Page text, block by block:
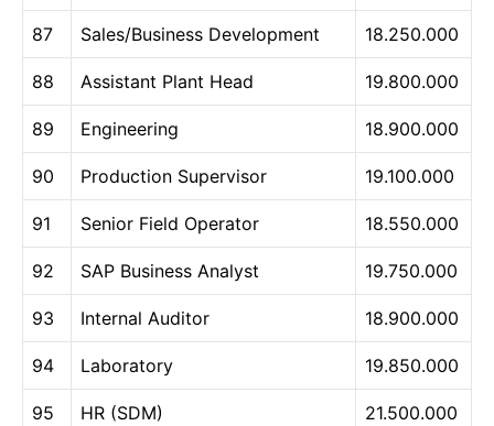
87 Sales/Business Development 18.250.000
88 Assistant Plant Head 19.800.000
89 Engineering 18.900.000
90 Production Supervisor 19.100.000
91 Senior Field Operator 18.550.000
92 SAP Business Analyst 19.750.000
93 Internal Auditor 18.900.000
94 Laboratory 19.850.000
95 HR (SDM) 21.500.000